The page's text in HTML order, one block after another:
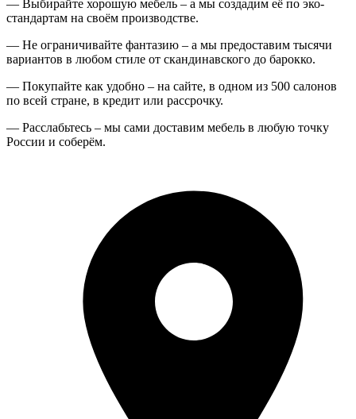
— Выбирайте хорошую мебель – а мы создадим её по эко-
стандартам на своём производстве.
— Не ограничивайте фантазию – а мы предоставим тысячи
вариантов в любом стиле от скандинавского до барокко.
— Покупайте как удобно – на сайте, в одном из 500 салонов
по всей стране, в кредит или рассрочку.
— Расслабьтесь – мы сами доставим мебель в любую точку
России и соберём.